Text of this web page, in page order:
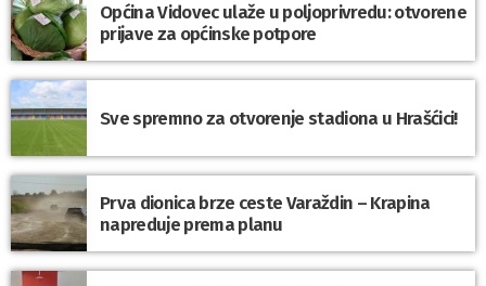
Općina Vidovec ulaže u poljoprivredu: otvorene
prijave za općinske potpore
Sve spremno za otvorenje stadiona u Hrašćici!
Prva dionica brze ceste Varaždin – Krapina
napreduje prema planu